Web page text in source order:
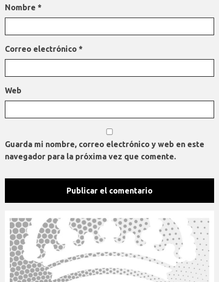
Nombre *
Correo electrónico *
Web
Guarda mi nombre, correo electrónico y web en este
navegador para la próxima vez que comente.